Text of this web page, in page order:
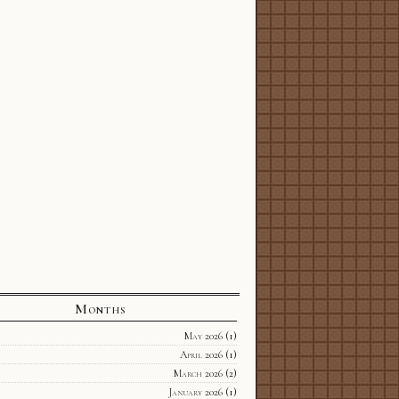
Months
May 2026(1)
April 2026(1)
March 2026(2)
January 2026(1)